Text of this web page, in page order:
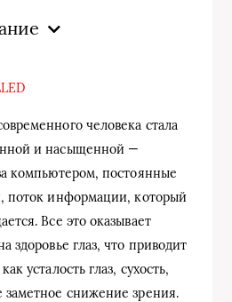
человека стала
и насыщенной —
компьютером, постоянные
поток информации, который
Все это оказывает
здоровье глаз, что приводит
усталость глаз, сухость,
снижение зрения.